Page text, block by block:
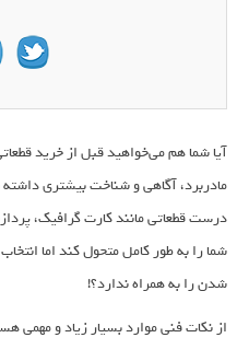
آیا شما هم می‌خواهید قبل از خرید
مادربرد، آگاهی و شناخت بیشتری داشته
درست قطعاتی مانند کارت گرافیک،
شما را به طور کامل متحول کند اما
شدن را به همراه ندارد؟!
از نکات فنی موارد بسیار زیاد و مهمی